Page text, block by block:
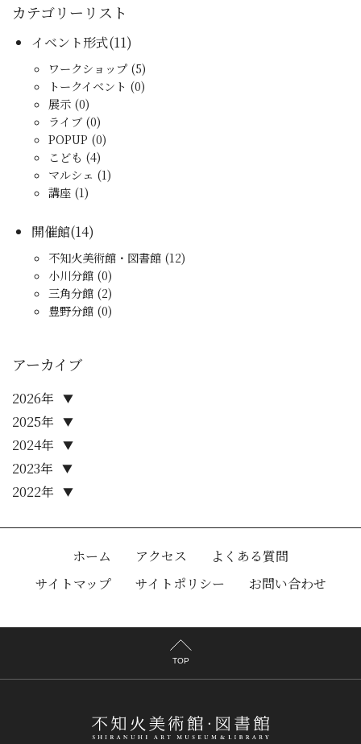
カテゴリーリスト
イベント形式(11)
ワークショップ (5)
トークイベント (0)
展示 (0)
ライブ (0)
POPUP (0)
こども (4)
マルシェ (1)
講座 (1)
開催館(14)
不知火美術館・図書館 (12)
小川分館 (0)
三角分館 (2)
豊野分館 (0)
アーカイブ
2022年 ▼
2023年 ▼
2024年 ▼
2025年 ▼
2026年 ▼
ホーム アクセス
よくある質問
サイトマップ
サイトポリシー お問い合わせ
TOP